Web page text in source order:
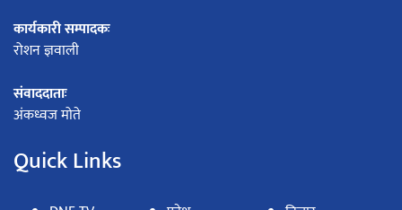
कार्यकारी सम्पादकः
रोशन ज्ञवाली
संवाददाताः
अंकध्वज मोते
Quick Links